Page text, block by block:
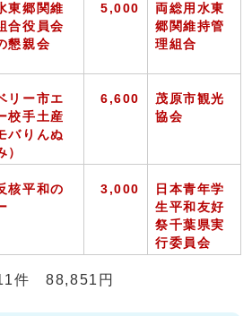
東郷関維
合役員会
懇親会
5,000
両総用水東
郷関維持管
理組合
リー市エ
校手土産
バりんぬ
）
6,600
茂原市観光
協会
核平和の
3,000
日本青年学
生平和友好
祭千葉県実
行委員会
件 88,851円